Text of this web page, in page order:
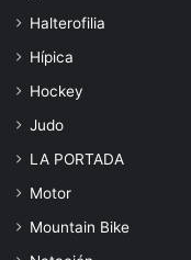
Halterofilia
Hípica
Hockey
Judo
LA PORTADA
Motor
Mountain Bike